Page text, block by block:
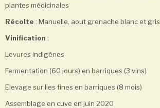
plantes médicinales
Récolte : Manuelle, aout grenache blanc et gris
Vinification :
Levures indigènes
Fermentation (60 jours) en barriques (3 vins)
Elevage sur lies fines en barriques (8 mois)
Assemblage en cuve en juin 2020